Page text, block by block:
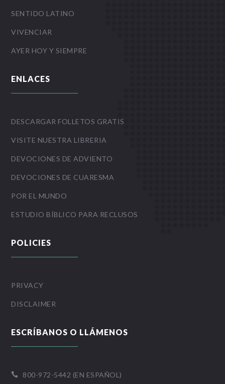
SENTIDO LATINO
VIVENCIAR
AYER HOY Y SIEMPRE
ENLACES
DESCARGAR FOLLETOS GRATIS
VISITE NUESTRA LIBRERIA
DEVOCIONES DE ADVIENTO
DEVOCIONES DE CUARESMA
POR EL MUNDO
ESTUDIO BÍBLICO PARA RECLUSOS
POLICIES
PRIVACY
DISCLAIMER
ESCRÍBANOS O LLÁMENOS
 800-972-5442 (EN ESPAÑOL)